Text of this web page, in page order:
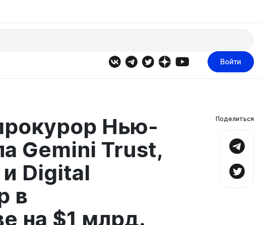
Войти
Нью-
Gemini Trust,
Digital
в
на $1 млрд.
Поделиться